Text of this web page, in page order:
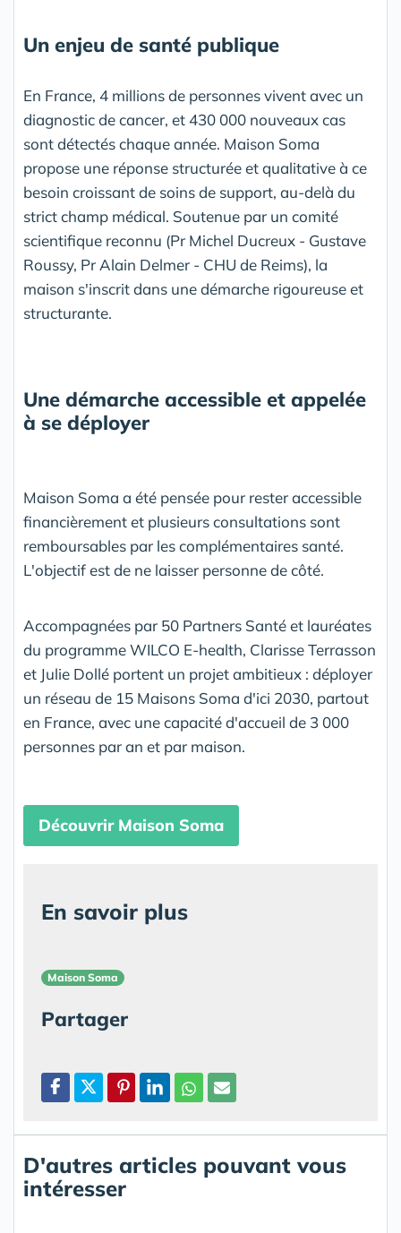
Un enjeu de santé publique
En France, 4 millions de personnes vivent avec un
diagnostic de cancer, et 430 000 nouveaux cas
sont détectés chaque année. Maison Soma
propose une réponse structurée et qualitative à ce
besoin croissant de soins de support, au-delà du
strict champ médical. Soutenue par un comité
scientifique reconnu (Pr Michel Ducreux - Gustave
Roussy, Pr Alain Delmer - CHU de Reims), la
maison s'inscrit dans une démarche rigoureuse et
structurante.
Une démarche accessible et appelée
à se déployer
Maison Soma a été pensée pour rester accessible
financièrement et plusieurs consultations sont
remboursables par les complémentaires santé.
L'objectif est de ne laisser personne de côté.
Accompagnées par 50 Partners Santé et lauréates
du programme WILCO E-health, Clarisse Terrasson
et Julie Dollé portent un projet ambitieux : déployer
un réseau de 15 Maisons Soma d'ici 2030, partout
en France, avec une capacité d'accueil de 3 000
personnes par an et par maison.
Découvrir Maison Soma
En savoir plus
Maison Soma
Partager
D'autres articles pouvant vous
intéresser